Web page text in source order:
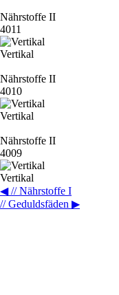
Nährstoffe II
4011
Vertikal
Nährstoffe II
4010
Vertikal
Nährstoffe II
4009
Vertikal
◀// Nährstoffe I
// Geduldsfäden ▶